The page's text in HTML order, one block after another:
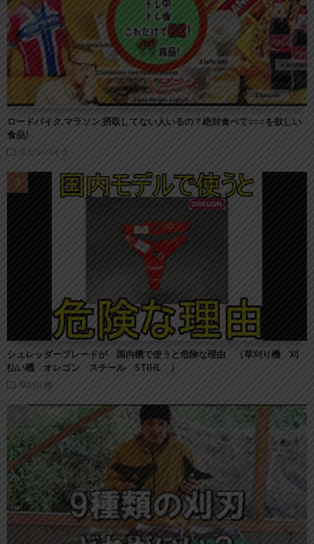
ロードバイク,マラソン,摂取してない人いるの？絶対食べて○○○を欲しい
食品!
スピンバイク
シュレッダーブレードが 国内機で使うと危険な理由 （草刈り機 刈
払い機 オレゴン スチール STIHL ）
草刈り機